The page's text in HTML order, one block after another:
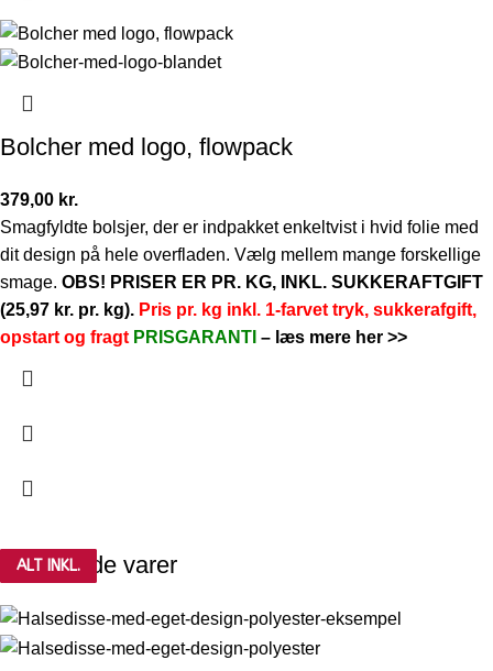
Bolcher med logo, flowpack
379,00 kr.
Smagfyldte bolsjer, der er indpakket enkeltvist i hvid folie med
dit design på hele overfladen. Vælg mellem mange forskellige
smage. OBS! PRISER ER PR. KG, INKL. SUKKERAFTGIFT
(25,97 kr. pr. kg). Pris pr. kg inkl. 1-farvet tryk, sukkerafgift,
opstart og fragt PRISGARANTI – læs mere her >>
Relaterede varer
ALT INKL.
ALT INKL.
ALT INKL.
ALT INKL.
ALT INKL.
ALT INKL.
ALT INKL.
ALT INKL.